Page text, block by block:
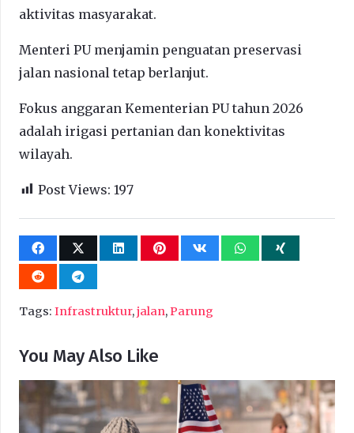
aktivitas masyarakat.
Menteri PU menjamin penguatan preservasi
jalan nasional tetap berlanjut.
Fokus anggaran Kementerian PU tahun 2026
adalah irigasi pertanian dan konektivitas
wilayah.
Post Views: 197
Tags: Infrastruktur,jalan,Parung
You May Also Like